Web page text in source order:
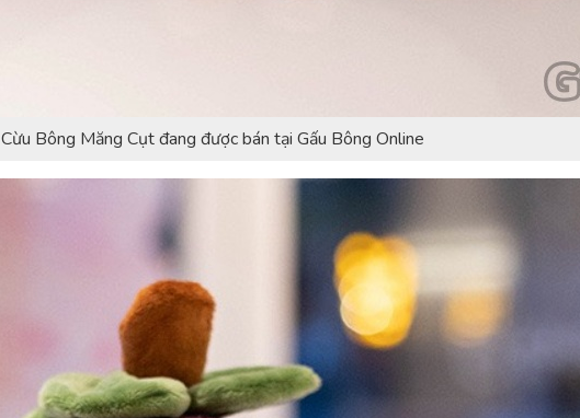
Cừu Bông Măng Cụt đang được bán tại Gấu Bông Online